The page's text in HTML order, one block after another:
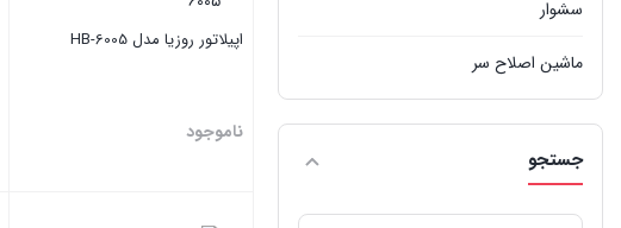
سشوار
ماشین اصلاح سر
ماشین اصلاح صورت
جستجو
اپیلاتور روزیا مدل HB-6005
ناموجود